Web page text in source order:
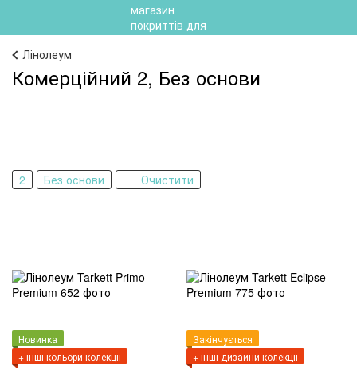
Лінолеум
Комерційний 2, Без основи
2 Без основи Очистити
Новинка
+ інші кольори колекції
Закінчується
+ інші дизайни колекції